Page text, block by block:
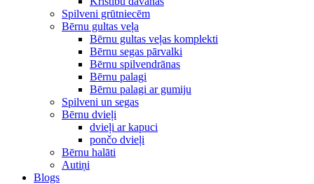
Spilveni grūtniecēm
Bērnu gultas veļa
Bērnu gultas veļas komplekti
Bērnu segas pārvalki
Bērnu spilvendrānas
Bērnu palagi
Bērnu palagi ar gumiju
Spilveni un segas
Bērnu dvieļi
dvieļi ar kapuci
pončo dvieļi
Bērnu halāti
Autiņi
Blogs